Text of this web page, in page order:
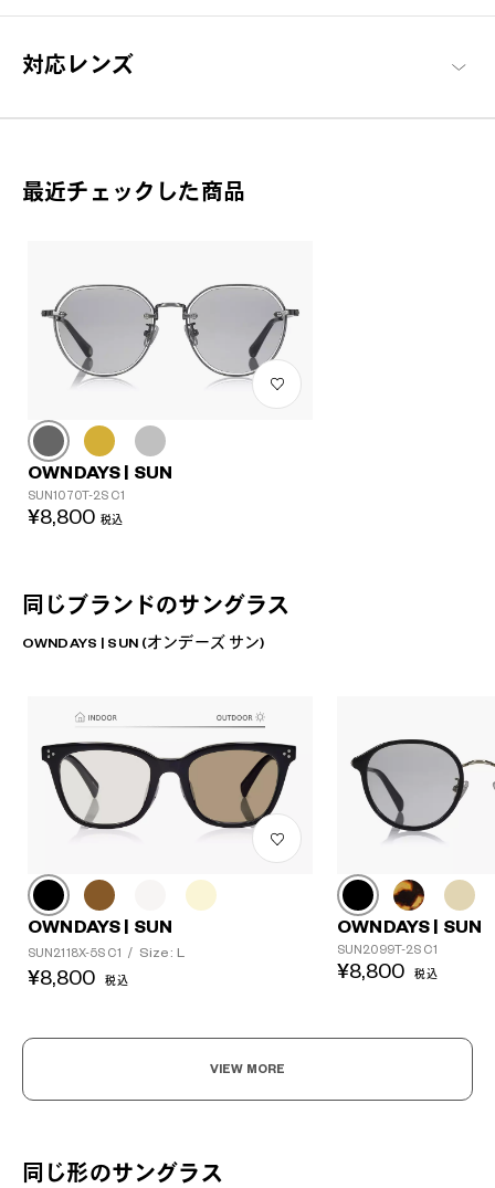
線から瞳を守ります。アウトドアや街中でもSUNがそばにいれ
ば、いつもよりちょっと特別。
対応レンズ
最近チェックした商品
OWNDAYS | SUN
SUN1070T-2S C1
¥8,800 税込
同じブランドのサングラス
OWNDAYS | SUN (オンデーズ サン)
OWNDAYS | SUN
SUN2118X-5S C1 / Size: L
¥8,800 税込
OWNDAYS | SUN
SUN2099T-2S C1
¥8,800 税込
VIEW MORE
同じ形のサングラス